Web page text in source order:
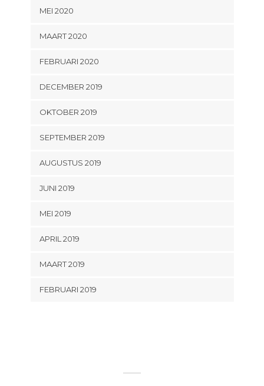
MEI 2020
MAART 2020
FEBRUARI 2020
DECEMBER 2019
OKTOBER 2019
SEPTEMBER 2019
AUGUSTUS 2019
JUNI 2019
MEI 2019
APRIL 2019
MAART 2019
FEBRUARI 2019